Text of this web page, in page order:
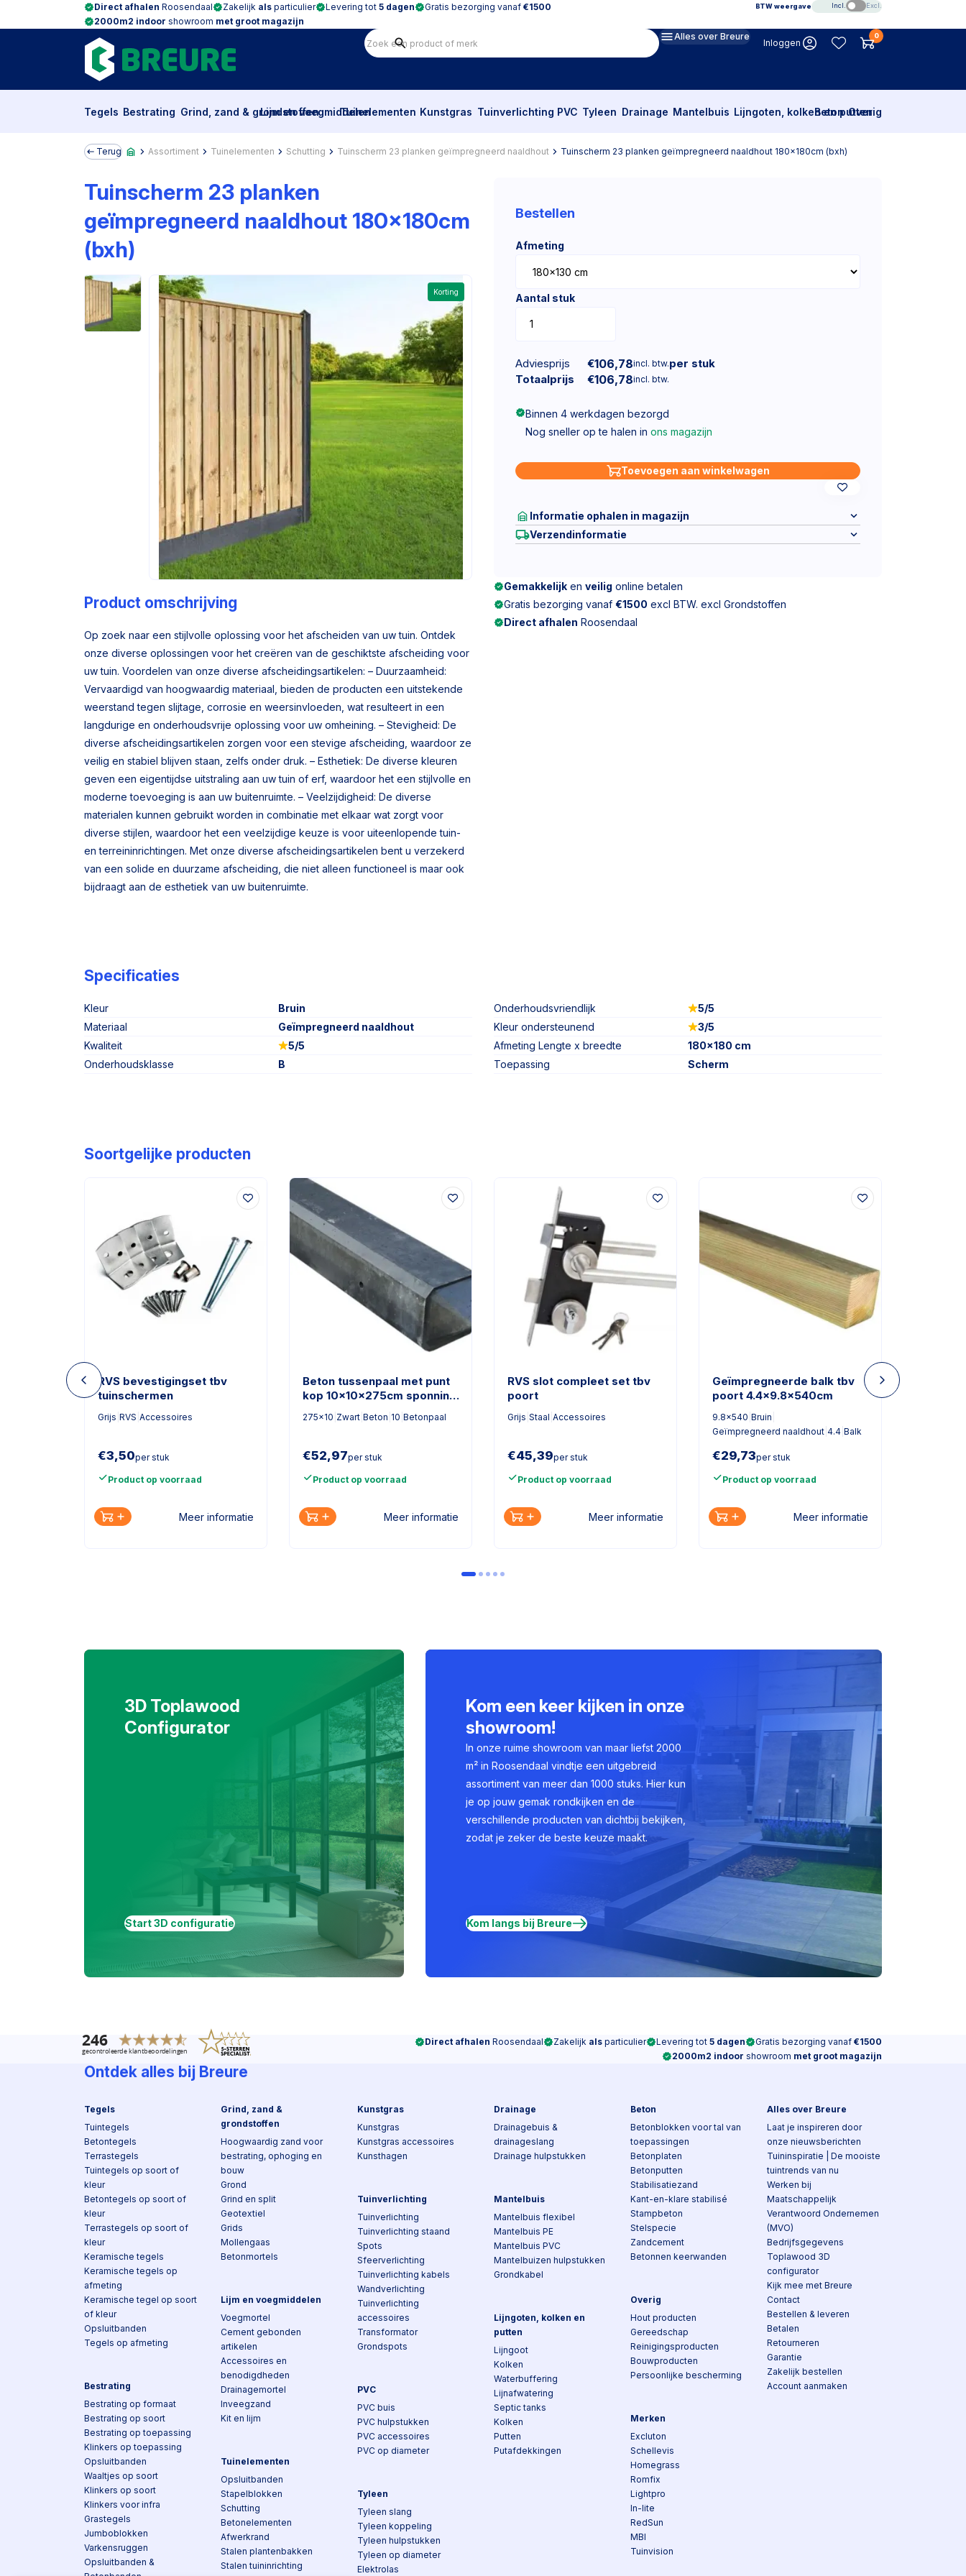
Direct afhalen Roosendaal Zakelijk als particulier Levering tot 5 dagen Gratis bezorging vanaf €1500
2000m2 indoor showroom met groot magazijn
BTW weergave Incl. Excl.
Alles over Breure
Inloggen
0
Tegels Bestrating Grind, zand & grondstoffen
Lijm en voegmiddelenTuinelementen Kunstgras Tuinverlichting PVC Tyleen Drainage Mantelbuis Lijngoten, kolken en putten
Beton Overig
Terug Assortiment Tuinelementen Schutting Tuinscherm 23 planken geïmpregneerd naaldhout Tuinscherm 23 planken geïmpregneerd naaldhout 180x180cm (bxh)
Tuinscherm 23 planken
geïmpregneerd naaldhout 180x180cm
(bxh)
Korting
Product omschrijving
Op zoek naar een stijlvolle oplossing voor het afscheiden van uw tuin. Ontdek
onze diverse oplossingen voor het creëren van de geschiktste afscheiding voor
uw tuin. Voordelen van onze diverse afscheidingsartikelen: – Duurzaamheid:
Vervaardigd van hoogwaardig materiaal, bieden de producten een uitstekende
weerstand tegen slijtage, corrosie en weersinvloeden, wat resulteert in een
langdurige en onderhoudsvrije oplossing voor uw omheining. – Stevigheid: De
diverse afscheidingsartikelen zorgen voor een stevige afscheiding, waardoor ze
veilig en stabiel blijven staan, zelfs onder druk. – Esthetiek: De diverse kleuren
geven een eigentijdse uitstraling aan uw tuin of erf, waardoor het een stijlvolle en
moderne toevoeging is aan uw buitenruimte. – Veelzijdigheid: De diverse
materialen kunnen gebruikt worden in combinatie met elkaar wat zorgt voor
diverse stijlen, waardoor het een veelzijdige keuze is voor uiteenlopende tuin-
en terreininrichtingen. Met onze diverse afscheidingsartikelen bent u verzekerd
van een solide en duurzame afscheiding, die niet alleen functioneel is maar ook
bijdraagt aan de esthetiek van uw buitenruimte.
Bestellen
Afmeting
Aantal stuk
Adviesprijs €106,78incl. btw.per stuk
Totaalprijs
€106,78incl. btw.
Binnen 4 werkdagen bezorgd
Nog sneller op te halen in ons magazijn
Toevoegen aan winkelwagen
Informatie ophalen in magazijn
Verzendinformatie
Gemakkelijk en veilig online betalen
Gratis bezorging vanaf €1500 excl BTW. excl Grondstoffen
Direct afhalen Roosendaal
Specificaties
Kleur
Bruin
Materiaal
Geïmpregneerd naaldhout
Kwaliteit
5/5
Onderhoudsklasse
B
Onderhoudsvriendlijk
5/5
Kleur ondersteunend
3/5
Afmeting Lengte x breedte
180x180 cm
Toepassing
Scherm
Soortgelijke producten
RVS bevestigingset tbv
tuinschermen
Grijs RVS Accessoires
€3,50per stuk
Product op voorraad
Meer informatie
Beton tussenpaal met punt
kop 10x10x275cm sponning
37 cm antraciet
275x10 Zwart Beton 10 Betonpaal
€52,97per stuk
Product op voorraad
Meer informatie
RVS slot compleet set tbv
poort
Grijs Staal Accessoires
€45,39per stuk
Product op voorraad
Meer informatie
Geïmpregneerde balk tbv
poort 4.4x9.8x540cm
9.8x540 Bruin
Geïmpregneerd naaldhout 4.4 Balk
€29,73per stuk
Product op voorraad
Meer informatie
3D Toplawood
Configurator
Start 3D configuratie
Kom een keer kijken in onze
showroom!
In onze ruime showroom van maar liefst 2000
m² in Roosendaal vindtje een uitgebreid
assortiment van meer dan 1000 stuks. Hier kun
je op jouw gemak rondkijken en de
verschillende producten van dichtbij bekijken,
zodat je zeker de beste keuze maakt.
Kom langs bij Breure
Direct afhalen Roosendaal Zakelijk als particulier Levering tot 5 dagen Gratis bezorging vanaf €1500
2000m2 indoor showroom met groot magazijn
Ontdek alles bij Breure
Tegels
Tuintegels
Betontegels
Terrastegels
Tuintegels op soort of
kleur
Betontegels op soort of
kleur
Terrastegels op soort of
kleur
Keramische tegels
Keramische tegels op
afmeting
Keramische tegel op soort
of kleur
Opsluitbanden
Tegels op afmeting
Bestrating
Bestrating op formaat
Bestrating op soort
Bestrating op toepassing
Klinkers op toepassing
Opsluitbanden
Waaltjes op soort
Klinkers op soort
Klinkers voor infra
Grastegels
Jumboblokken
Varkensruggen
Opsluitbanden &
Grind, zand &
grondstoffen
Hoogwaardig zand voor
bestrating, ophoging en
bouw
Grond
Grind en split
Geotextiel
Grids
Mollengaas
Betonmortels
Lijm en voegmiddelen
Voegmortel
Cement gebonden
artikelen
Accessoires en
benodigdheden
Drainagemortel
Inveegzand
Kit en lijm
Tuinelementen
Opsluitbanden
Stapelblokken
Schutting
Betonelementen
Afwerkrand
Stalen plantenbakken
Stalen tuininrichting
Kunstgras
Kunstgras
Kunstgras accessoires
Kunsthagen
Tuinverlichting
Tuinverlichting
Tuinverlichting staand
Spots
Sfeerverlichting
Tuinverlichting kabels
Wandverlichting
Tuinverlichting
accessoires
Transformator
Grondspots
PVC
PVC buis
PVC hulpstukken
PVC accessoires
PVC op diameter
Tyleen
Tyleen slang
Tyleen koppeling
Tyleen hulpstukken
Tyleen op diameter
Elektrolas
Drainage
Drainagebuis &
drainageslang
Drainage hulpstukken
Mantelbuis
Mantelbuis flexibel
Mantelbuis PE
Mantelbuis PVC
Mantelbuizen hulpstukken
Grondkabel
Lijngoten, kolken en
putten
Lijngoot
Kolken
Waterbuffering
Lijnafwatering
Septic tanks
Kolken
Putten
Putafdekkingen
Beton
Betonblokken voor tal van
toepassingen
Betonplaten
Betonputten
Stabilisatiezand
Kant-en-klare stabilisé
Stampbeton
Stelspecie
Zandcement
Betonnen keerwanden
Overig
Hout producten
Gereedschap
Reinigingsproducten
Bouwproducten
Persoonlijke bescherming
Merken
Excluton
Schellevis
Homegrass
Romfix
Lightpro
In-lite
RedSun
MBI
Tuinvision
Alles over Breure
Laat je inspireren door
onze nieuwsberichten
Tuininspiratie | De mooiste
tuintrends van nu
Werken bij
Maatschappelijk
Verantwoord Ondernemen
(MVO)
Bedrijfsgegevens
Toplawood 3D
configurator
Kijk mee met Breure
Contact
Bestellen & leveren
Betalen
Retourneren
Garantie
Zakelijk bestellen
Account aanmaken